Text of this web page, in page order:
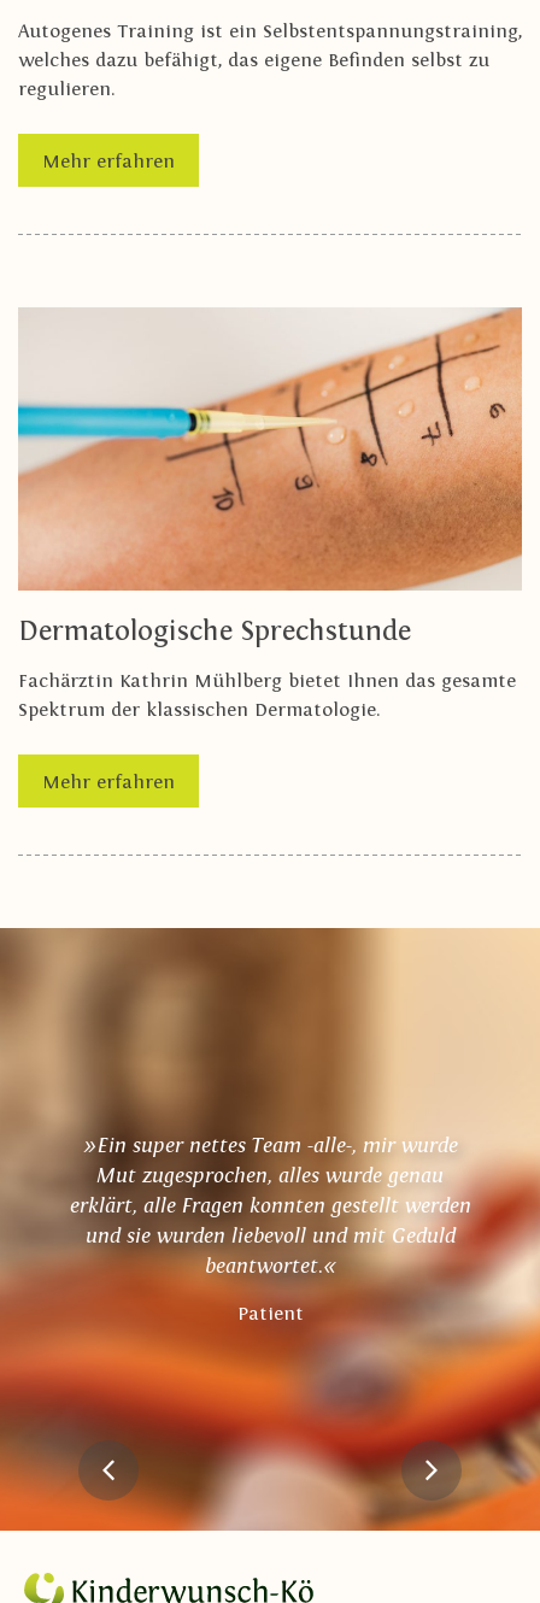
Autogenes Training ist ein Selbstentspannungstraining,
welches dazu befähigt, das eigene Befinden selbst zu
regulieren.
Mehr erfahren
Dermatologische Sprechstunde
Fachärztin Kathrin Mühlberg bietet Ihnen das gesamte
Spektrum der klassischen Dermatologie.
Mehr erfahren
»Ein super nettes Team -alle-, mir wurde
Mut zugesprochen, alles wurde genau
erklärt, alle Fragen konnten gestellt werden
und sie wurden liebevoll und mit Geduld
beantwortet.«
Patient